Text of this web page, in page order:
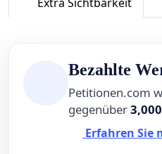
Bezahlte
Petitionen.com
gegenüber3,000
Erfahren Sie